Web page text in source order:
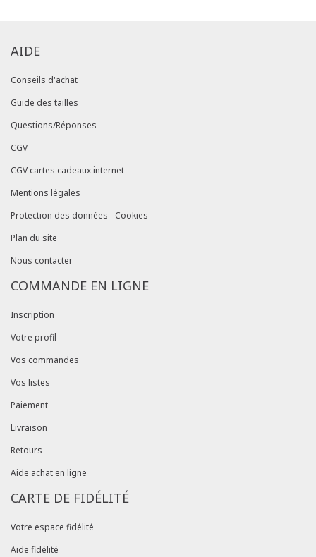
AIDE
Conseils d'achat
Guide des tailles
Questions/Réponses
CGV
CGV cartes cadeaux internet
Mentions légales
Protection des données - Cookies
Plan du site
Nous contacter
COMMANDE EN LIGNE
Inscription
Votre profil
Vos commandes
Vos listes
Paiement
Livraison
Retours
Aide achat en ligne
CARTE DE FIDÉLITÉ
Votre espace fidélité
Aide fidélité